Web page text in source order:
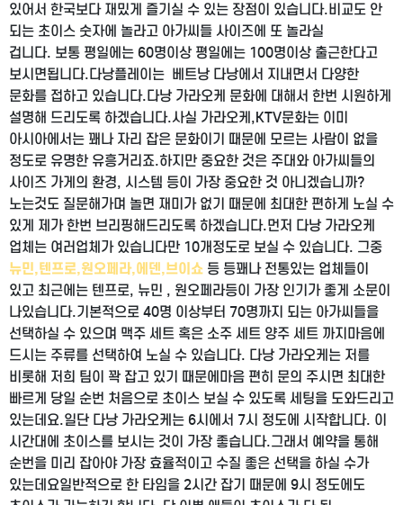
있어서 한국보다 재밌게 즐기실 수 있는 장점이 있습니다. 비교도 안
되는 초이스 숫자에 놀라고 아가씨들 사이즈에 또 놀라실
겁니다. 보통 평일에는 60명이상 평일에는 100명이상 출근한다고
보시면됩니다. 다낭플레이는 베트낭 다낭에서 지내면서 다양한
문화를 접하고 있습니다. 다낭 가라오케 문화에 대해서 한번 시원하게
설명해 드리도록 하겠습니다.사실 가라오케,KTV문화는 이미
아시아에서는 꽤나 자리 잡은 문화이기 때문에 모르는 사람이 없을
정도로 유명한 유흥거리죠.하지만 중요한 것은 주대와 아가씨들의
사이즈 가게의 환경, 시스템 등이 가장 중요한 것 아니겠습니까?
노는것도 질문해가며 놀면 재미가 없기 때문에 최대한 편하게 노실 수
있게 제가 한번 브리핑해드리도록 하겠습니다.먼저 다낭 가라오케
업체는 여러업체가 있습니다만 10개정도로 보실 수 있습니다. 그중
뉴민,텐프로,원오페라,에덴,브이쇼 등 등꽤나 전통있는 업체들이
있고 최근에는 텐프로, 뉴민 , 원오페라등이 가장 인기가 좋게 소문이
나있습니다.기본적으로 40명 이상부터 70명까지 되는 아가씨들을
선택하실 수 있으며 맥주 세트 혹은 소주 세트 양주 세트 까지 마음에
드시는 주류를 선택하여 노실 수 있습니다. 다낭 가라오케는 저를
비롯해 저희 팀이 꽉 잡고 있기 때문에 마음 편히 문의 주시면 최대한
빠르게 당일 순번 처음으로 초이스 보실 수 있도록 세팅을 도와드리고
있는데요.일단 다낭 가라오케는 6시에서 7시 정도에 시작합니다. 이
시간대에 초이스를 보시는 것이 가장 좋습니다.그래서 예약을 통해
순번을 미리 잡아야 가장 효율적이고 수질 좋은 선택을 하실 수가
있는데요일반적으로 한 타임을 2시간 잡기 때문에 9시 정도에도